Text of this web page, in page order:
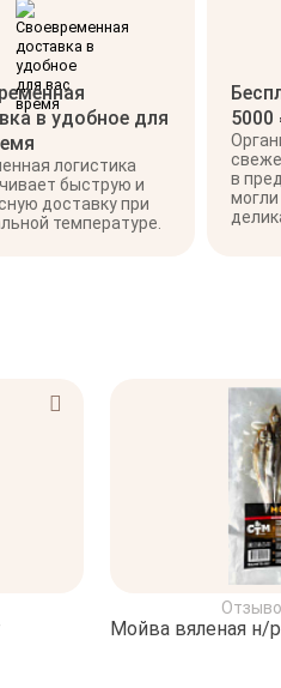
в удобное для
логистика
быструю и
доставку при
температуре.
в
Мойва вяленая н/